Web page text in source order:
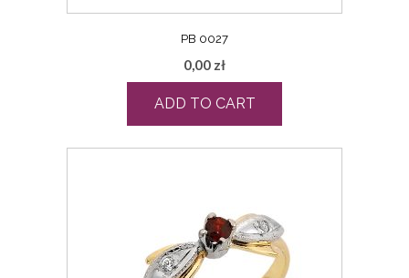
PB 0027
0,00 zł
ADD TO CART